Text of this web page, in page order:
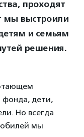
проходят
мы выстроили
и семьям
решения.
дети,
Но всегда
юбилей мы